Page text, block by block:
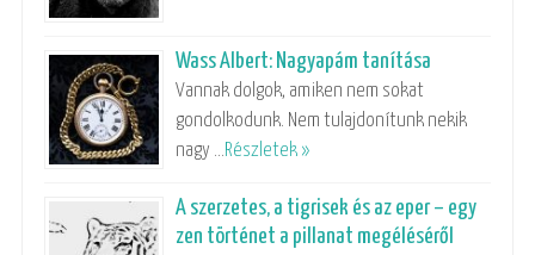
Wass Albert: Nagyapám tanítása
Vannak dolgok, amiken nem sokat
gondolkodunk. Nem tulajdonítunk nekik
nagy …Részletek »
A szerzetes, a tigrisek és az eper – egy
zen történet a pillanat megéléséről